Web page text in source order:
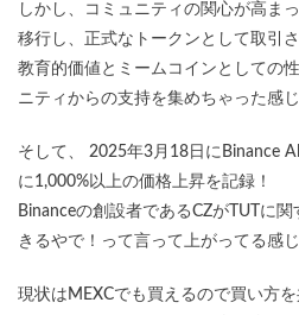
しかし、コミュニティの関心が高ま
移行し、正式なトークンとして取引
教育的価値とミームコインとしての
ニティからの支持を集めちゃった感じ
そして、 2025年3月18日にBinance
に1,000%以上の価格上昇を記録！
Binanceの創設者であるCZがTUTに
きるやで！って言って上がってる感じ
現状はMEXCでも買えるので買い方を